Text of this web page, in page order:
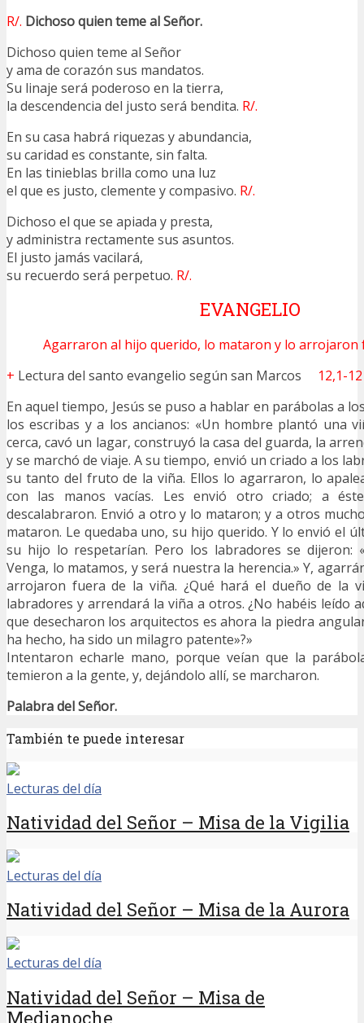
R/. Dichoso quien teme al Señor.
Dichoso quien teme al Señor
y ama de corazón sus mandatos.
Su linaje será poderoso en la tierra,
la descendencia del justo será bendita. R/.
En su casa habrá riquezas y abundancia,
su caridad es constante, sin falta.
En las tinieblas brilla como una luz
el que es justo, clemente y compasivo. R/.
Dichoso el que se apiada y presta,
y administra rectamente sus asuntos.
El justo jamás vacilará,
su recuerdo será perpetuo. R/.
EVANGELIO
Agarraron al hijo querido, lo mataron y lo arrojaron
+ Lectura del santo evangelio según san Marcos 12,1-12
En aquel tiempo, Jesús se puso a hablar en parábolas a
los escribas y a los ancianos: «Un hombre plantó una
cerca, cavó un lagar, construyó la casa del guarda, la
y se marchó de viaje. A su tiempo, envió un criado a los
su tanto del fruto de la viña. Ellos lo agarraron, lo
con las manos vacías. Les envió otro criado; a
descalabraron. Envió a otro y lo mataron; y a otros
mataron. Le quedaba uno, su hijo querido. Y lo envió el
su hijo lo respetarían. Pero los labradores se dijeron:
Venga, lo matamos, y será nuestra la herencia.» Y,
arrojaron fuera de la viña. ¿Qué hará el dueño de la
labradores y arrendará la viña a otros. ¿No habéis leído
que desecharon los arquitectos es ahora la piedra
ha hecho, ha sido un milagro patente»?»
Intentaron echarle mano, porque veían que la
temieron a la gente, y, dejándolo allí, se marcharon.
Palabra del Señor.
También te puede interesar
Lecturas del día
Natividad del Señor – Misa de la Vigilia
Lecturas del día
Natividad del Señor – Misa de la Aurora
Lecturas del día
Natividad del Señor – Misa de
Medianoche